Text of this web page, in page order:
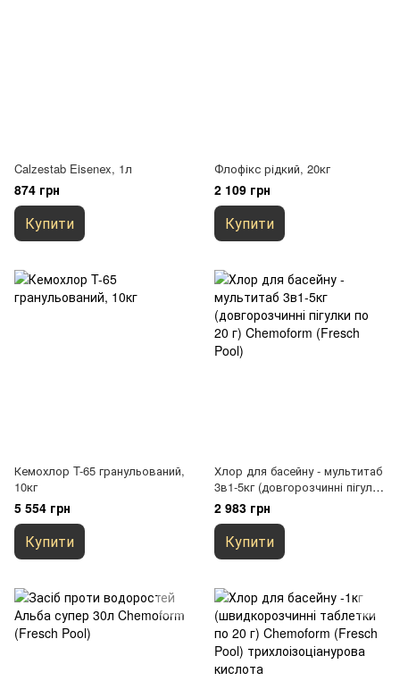
Calzestab Eisenеx, 1л
874 грн
Купити
Флофікс рідкий, 20кг
2 109 грн
Купити
Кемохлор T-65 гранульований,
10кг
5 554 грн
Купити
Хлор для басейну - мультитаб
3в1-5кг (довгорозчинні пігулки
по 20 г) Chemoform (Fresch
2 983 грн
Купити